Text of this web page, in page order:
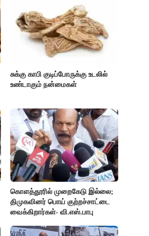
சுக்கு காபி குடிப்போருக்கு உடலில்
உண்டாகும் நன்மைகள்
கொளத்தூரில் முறைகேடு இல்லை;
திமுகவினர் பொய் குற்றச்சாட்டை
வைக்கிறார்கள்- வி.எஸ்.பாபு